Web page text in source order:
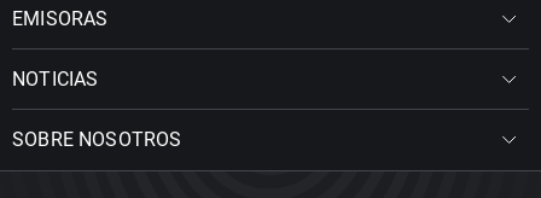
EMISORAS
NOTICIAS
SOBRE NOSOTROS